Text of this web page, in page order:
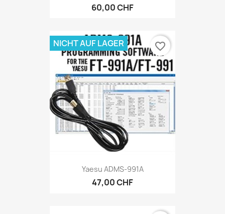
60,00 CHF
Yaesu ADMS-991A
47,00 CHF
NICHT AUF LAGER favorite_border